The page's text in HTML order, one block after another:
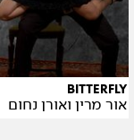
BITTERFLY
אור מרין ואורן נחום